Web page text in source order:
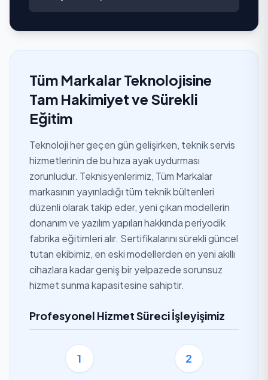
Tüm Markalar Teknolojisine
Tam Hakimiyet ve Sürekli
Eğitim
Teknoloji her geçen gün gelişirken, teknik servis
hizmetlerinin de bu hıza ayak uydurması
zorunludur. Teknisyenlerimiz, Tüm Markalar
markasının yayınladığı tüm teknik bültenleri
düzenli olarak takip eder, yeni çıkan modellerin
donanım ve yazılım yapıları hakkında periyodik
fabrika eğitimleri alır. Sertifikalarını sürekli güncel
tutan ekibimiz, en eski modellerden en yeni akıllı
cihazlara kadar geniş bir yelpazede sorunsuz
hizmet sunma kapasitesine sahiptir.
Profesyonel Hizmet Süreci İşleyişimiz
1 2